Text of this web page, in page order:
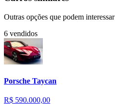
Outras opções que podem interessar
6 vendidos
Porsche Taycan
R$ 590.000,00